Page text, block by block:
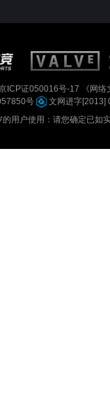
ICP证050016号-17
《网
号
文网进字[2013]
用户使用：请您确定已如